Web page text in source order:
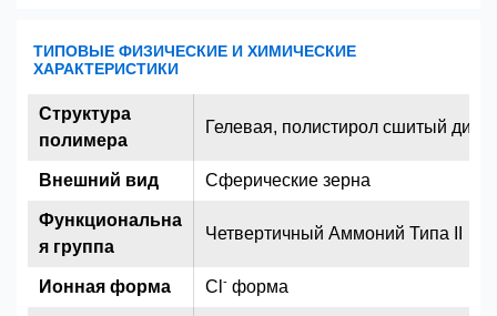
ТИПОВЫЕ ФИЗИЧЕСКИЕ И ХИМИЧЕСКИЕ
ХАРАКТЕРИСТИКИ
Гелевая, полистирол сшитый
Сферические зерна
Четвертичный Аммоний Типа II
Cl - форма
Структура
полимера
Внешний вид
Функциональна
я группа
Ионная форма